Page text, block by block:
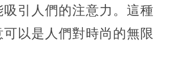
引人們的注意力。這種
以是人們對時尚的無限